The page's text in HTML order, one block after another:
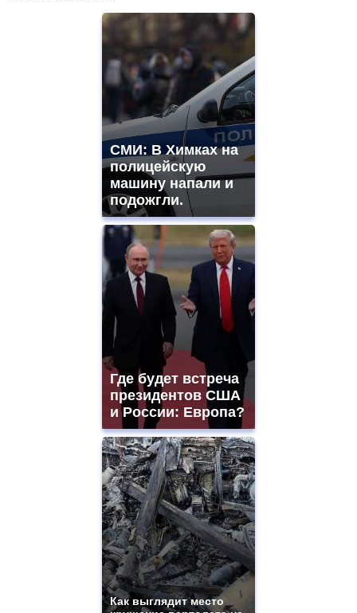
СМИ: В Химках на
полицейскую
машину напали и
подожгли.
Где будет встреча
президентов США
и России: Европа?
Как выглядит место